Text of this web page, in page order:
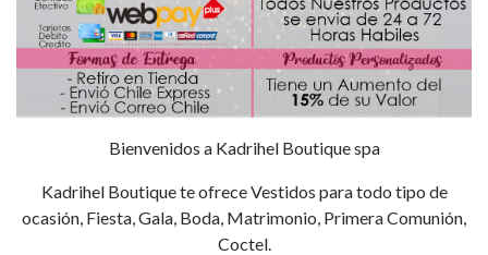
Bienvenidos a Kadrihel Boutique spa
Kadrihel Boutique te ofrece Vestidos para todo tipo de
ocasión, Fiesta, Gala, Boda, Matrimonio, Primera Comunión,
Coctel.